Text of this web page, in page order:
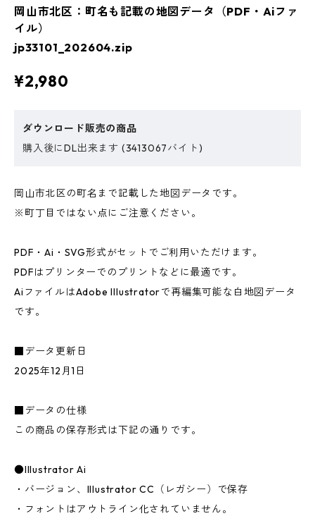
岡山市北区：町名も記載の地図データ（PDF・Aiファ
イル）
jp33101_202604.zip
¥2,980
ダウンロード販売の商品
購入後にDL出来ます (3413067バイト)
岡山市北区の町名まで記載した地図データです。
※町丁目ではない点にご注意ください。
PDF・Ai・SVG形式がセットでご利用いただけます。
PDFはプリンターでのプリントなどに最適です。
AiファイルはAdobe Illustratorで再編集可能な白地図データ
です。
■データ更新日
2025年12月1日
■データの仕様
この商品の保存形式は下記の通りです。
●Illustrator Ai
・バージョン、Illustrator CC（レガシー）で保存
・フォントはアウトライン化されていません。